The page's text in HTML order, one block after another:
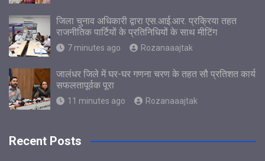
जिला चुनाव अधिकारी द्वारा एस.आई.आर. प्रक्रिया तहत
राजनीतिक पार्टियों के प्रतिनिधियों के साथ मीटिंग
7 minutes ago Rozanaaajtak
जालंधर जिले में घर-घर गणना चरण के तहत सौ प्रतिशत कार्य
सफलतापूर्वक पूरा
11 minutes ago Rozanaaajtak
Recent Posts